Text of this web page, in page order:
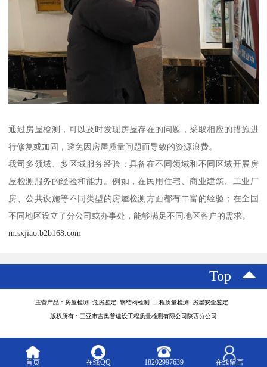
通过房屋检测，可以及时发现房屋存在的问题，采取相应的措施进
行修复或加固，避免因房屋质量问题而导致的资源浪费。
我司多领域、多区域服务经验：具备在不同领域和不同区域开展房
屋检测服务的经验和能力。例如，在民用住宅、商业建筑、工业厂
房、公共设施等不同类型的房屋检测方面都有丰富的经验；在全国
不同地区设立了分公司或办事处，能够满足不同地区客户的需求。
m.sxjiao.b2b168.com
Top
主营产品：房屋检测 危房鉴定 钢结构检测 工程质量检测 房屋安全鉴定
版权所有：三亚市吉奥普建设工程质量检测有限公司陕西分公司
首页 在线QQ 18202997639 在线留言